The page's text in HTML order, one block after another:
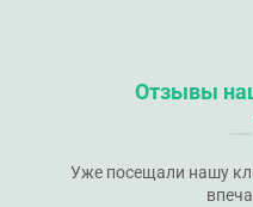
Отзывы
Уже посещали нашу